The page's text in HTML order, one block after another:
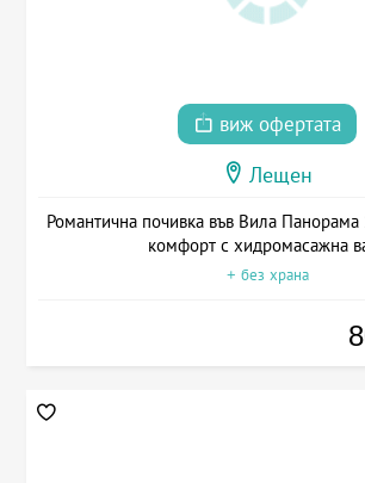
виж офертата
Лещен
Романтична почивка във Вила
комфорт с хидромасажна
+ без храна